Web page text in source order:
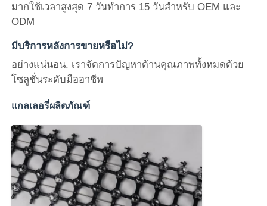
มากใช้เวลาสูงสุด 7 วันทำการ 15 วันสำหรับ OEM และ
ODM
มีบริการหลังการขายหรือไม่?
อย่างแน่นอน. เราจัดการปัญหาด้านคุณภาพทั้งหมดด้วย
โซลูชั่นระดับมืออาชีพ
แกลเลอรี่ผลิตภัณฑ์